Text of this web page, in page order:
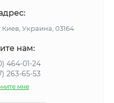
Украина, 03164
нам:
464-01-24
263-65-53
мне